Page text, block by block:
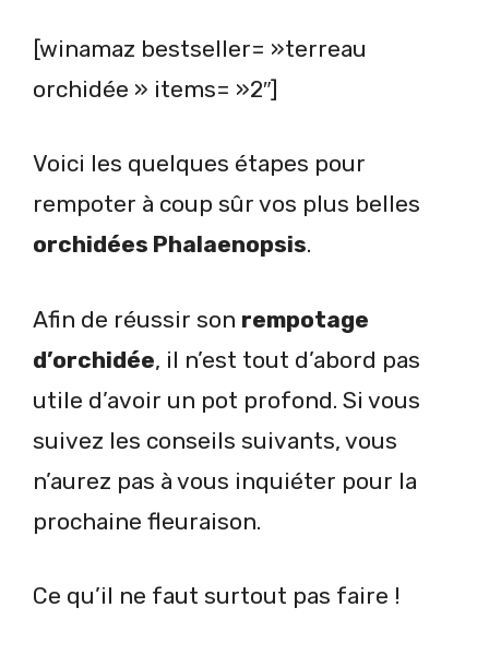
[winamaz bestseller= »terreau
orchidée » items= »2″]
Voici les quelques étapes pour
rempoter à coup sûr vos plus belles
orchidées Phalaenopsis.
Afin de réussir son rempotage
d’orchidée, il n’est tout d’abord pas
utile d’avoir un pot profond. Si vous
suivez les conseils suivants, vous
n’aurez pas à vous inquiéter pour la
prochaine fleuraison.
Ce qu’il ne faut surtout pas faire !